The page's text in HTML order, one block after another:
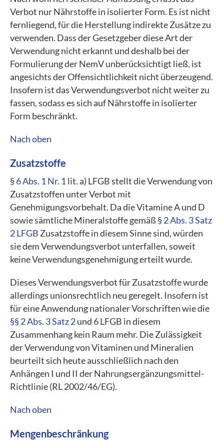
Verbot nur Nährstoffe in isolierter Form. Es ist nicht
fernliegend, für die Herstellung indirekte Zusätze zu
verwenden. Dass der Gesetzgeber diese Art der
Verwendung nicht erkannt und deshalb bei der
Formulierung der NemV unberücksichtigt ließ, ist
angesichts der Offensichtlichkeit nicht überzeugend.
Insofern ist das Verwendungsverbot nicht weiter zu
fassen, sodass es sich auf Nährstoffe in isolierter
Form beschränkt.
Nach oben
Zusatzstoffe
§ 6 Abs. 1 Nr. 1 lit. a) LFGB stellt die Verwendung von
Zusatzstoffen unter Verbot mit
Genehmigungsvorbehalt. Da die Vitamine A und D
sowie sämtliche Mineralstoffe gemäß§ 2 Abs. 3 Satz
2 LFGB Zusatzstoffe in diesem Sinne sind, würden
sie dem Verwendungsverbot unterfallen, soweit
keine Verwendungsgenehmigung erteilt wurde.
Dieses Verwendungsverbot für Zusatzstoffe wurde
allerdings unionsrechtlich neu geregelt. Insofern ist
für eine Anwendung nationaler Vorschriften wie die
§§ 2 Abs. 3 Satz 2und 6 LFGB in diesem
Zusammenhang kein Raum mehr. Die Zulässigkeit
der Verwendung von Vitaminen und Mineralien
beurteilt sich heute ausschließlich nach den
Anhängen I und II der Nahrungsergänzungsmittel-
Richtlinie (RL 2002/46/EG).
Nach oben
Mengenbeschränkung